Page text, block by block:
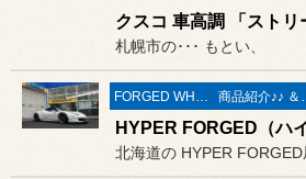
札幌市の･･･ もとい、
FORGED WHEELS 商品紹介
北海道の HYPER